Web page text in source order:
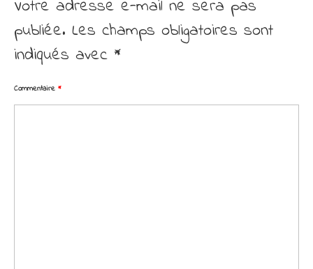
Votre adresse e-mail ne sera pas
publiée. Les champs obligatoires sont
indiqués avec *
Commentaire *